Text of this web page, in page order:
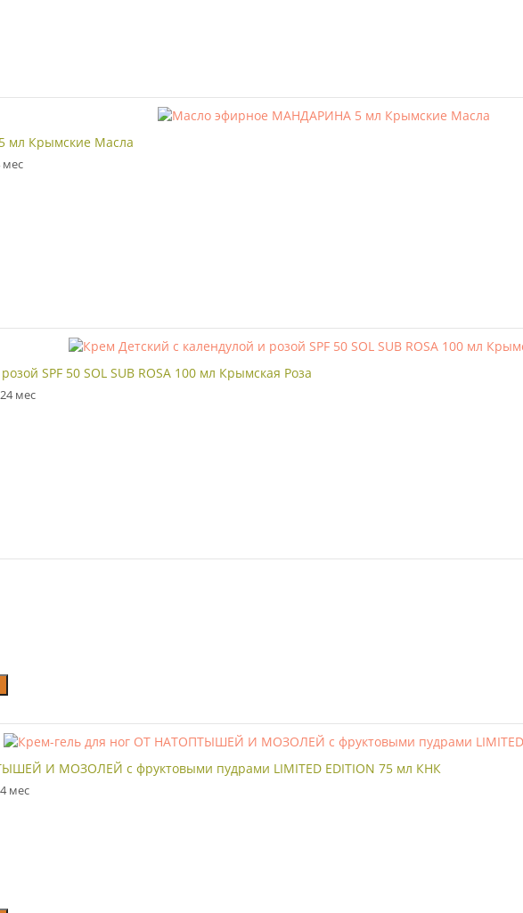
мл Крымские Масла
мес
SPF 50 SOL SUB ROSA 100 мл Крымская Роза
24 мес
И МОЗОЛЕЙ с фруктовыми пудрами LIMITED EDITION 75 мл КНК
мес